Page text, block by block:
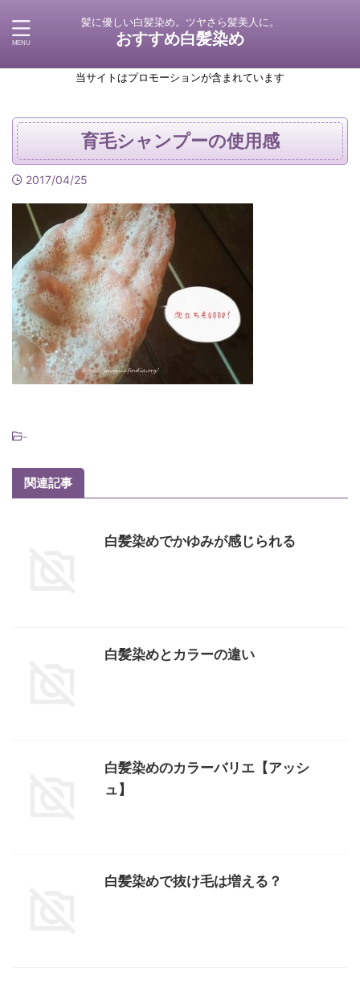
髪に優しい白髪染め。ツヤさら髪美人に。
おすすめ白髪染め
当サイトはプロモーションが含まれています
育毛シャンプーの使用感
2017/04/25
-
関連記事
白髪染めでかゆみが感じられる
白髪染めとカラーの違い
白髪染めのカラーバリエ【アッシ
ュ】
白髪染めで抜け毛は増える？